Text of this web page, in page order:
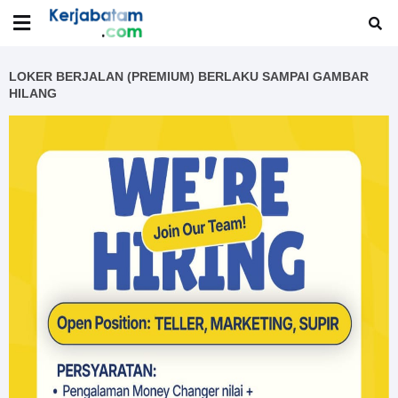
LOKER BERJALAN (PREMIUM) BERLAKU SAMPAI GAMBAR
HILANG